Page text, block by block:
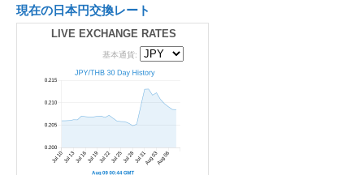
現在の日本円交換レート
LIVE EXCHANGE RATES